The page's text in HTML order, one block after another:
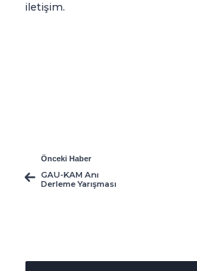
iletişim.
Önceki Haber
GAU-KAM Anı
Derleme Yarışması